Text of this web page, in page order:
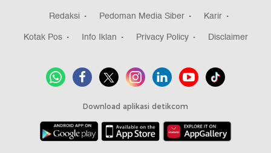
Redaksi Pedoman Media Siber
Karir
Kotak Pos
Info Iklan Privacy Policy Disclaimer
Download aplikasi detikcom